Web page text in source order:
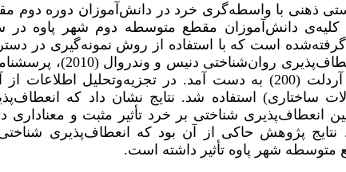
ذهنی با واسطه‌گری خرد در دانش‌آموزان دوره دوم
دانش‌آموزان مقطع متوسطه دوم شهر پاوه در
تعداد اعضای نمونه 220 نفر در نظر گرفته‌شده است که با استفاده از روش نمونه‌گیری در
انتخاب شدند. اطلاعات اصلی این پژوهش با استفاده از مقیاس انعطاف‌پذیری روان‌شناختی
بهزیستی روان‌شناختی ریف-فرم کوتاه (1989) و پرسشنامه خرد آردلت (200) به دست آمد. در تجزیه‌وتحلیل اطلاعات
ساختاری) استفاده شد. نتایج نشان داد که
انعطاف‌پذیری شناختی بر خرد تأثیر مثبت و معناداری
پژوهش حاکی از آن بود که انعطاف‌پذیری
شهر پاوه تأثیر داشته است.